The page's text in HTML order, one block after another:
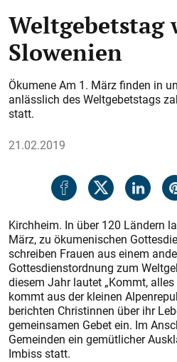
Weltgebetstag
Slowenien
Ökumene Am 1. März finden in
anlässlich des Weltgebetstags
statt.
21.02.2019
Kirchheim. In über 120 Ländern
März, zu ökumenischen
schreiben Frauen aus einem
Gottesdienstordnung zum
diesem Jahr lautet „Kommt,
kommt aus der kleinen
berichten Christinnen über ihr
gemeinsamen Gebet ein. Im
Gemeinden ein gemütlicher
Imbiss statt.